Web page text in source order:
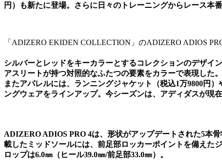
円）も新たに登場。さらに日々のトレーニングからレース本
「ADIZERO EKIDEN COLLECTION」のADIZERO ADIOS
シルバーとレッドをキーカラーとするコレクションのデザイ
アスリートが持つ対照的なふたつの要素をカラーで表現した。
またアパレルには、ランニングジャケット（税込1万9800円
ングウェアをラインアップ。今シーズンは、アディダスが現
ADIZERO ADIOS PRO 4は、形状がアップデートされた5本
載したミッドソールには、前足部ロッカーポイントを備えた
ロップは6.0㎜（ヒール39.0㎜/前足部33.0㎜）。